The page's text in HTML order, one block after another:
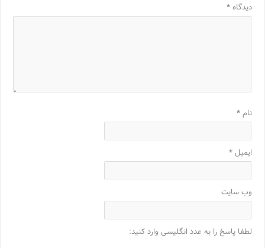
دیدگاه*
نام*
ایمیل*
وب‌ سایت
لطفا پاسخ را به عدد انگلیسی وارد کنید: